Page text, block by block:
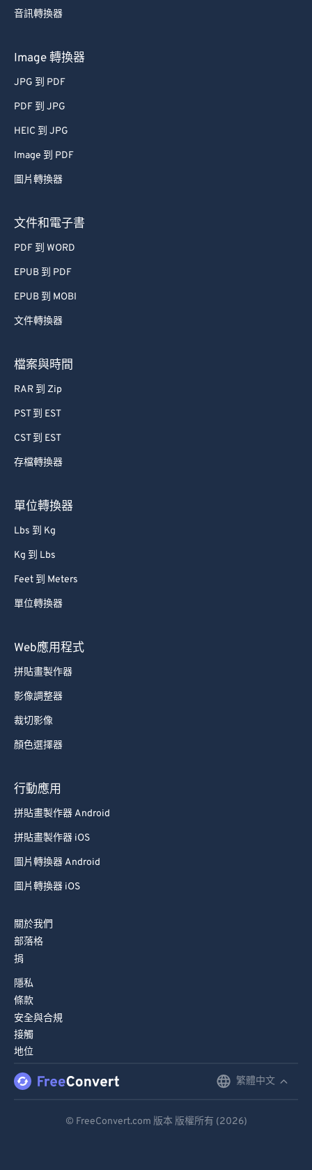
音訊轉換器
Image 轉換器
JPG 到 PDF
PDF 到 JPG
HEIC 到 JPG
Image 到 PDF
圖片轉換器
文件和電子書
PDF 到 WORD
EPUB 到 PDF
EPUB 到 MOBI
文件轉換器
檔案與時間
RAR 到 Zip
PST 到 EST
CST 到 EST
存檔轉換器
單位轉換器
Lbs 到 Kg
Kg 到 Lbs
Feet 到 Meters
單位轉換器
Web應用程式
拼貼畫製作器
影像調整器
裁切影像
顏色選擇器
行動應用
拼貼畫製作器 Android
拼貼畫製作器 iOS
圖片轉換器 Android
圖片轉換器 iOS
關於我們
部落格
捐
隱私
條款
安全與合規
接觸
地位
繁體中文
© FreeConvert.com 版本 版權所有 (2026)